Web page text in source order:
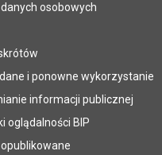
osobowych
i ponowne wykorzystanie
informacji publicznej
oglądalności BIP